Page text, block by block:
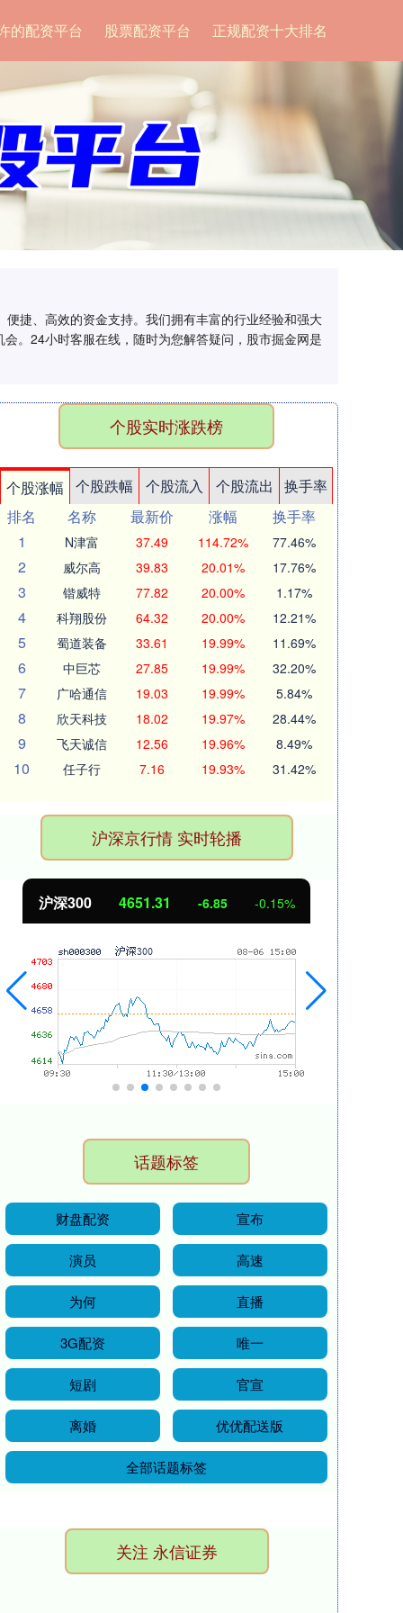
的配资平台 股票配资平台 正规配资十大排名
捷、高效的资金支持。我们拥有丰富的行业经验和强大
。24小时客服在线，随时为您解答疑问，股市掘金网是
个股实时涨跌榜
个股涨幅 个股跌幅 个股流入 个股流出
换手率
排名
名称 最新价 涨幅
换手率
1
N津富 37.49 114.72% 77.46%
2 威尔高 39.83 20.01% 17.76%
3 锴威特 77.82 20.00% 1.17%
4 科翔股份 64.32 20.00% 12.21%
5 蜀道装备 33.61 19.99% 11.69%
6 中巨芯 27.85 19.99% 32.20%
7 广哈通信 19.03 19.99% 5.84%
8 欣天科技 18.02 19.97% 28.44%
9 飞天诚信 12.56 19.96% 8.49%
10 任子行 7.16 19.93% 31.42%
沪深京行情 实时轮播
北证50 1122.88 3.42 0.30%
话题标签
财盘配资 宣布
演员 高速
为何 直播
3G配资 唯一
短剧 官宣
离婚 优优配送版
全部话题标签
关注 永信证券